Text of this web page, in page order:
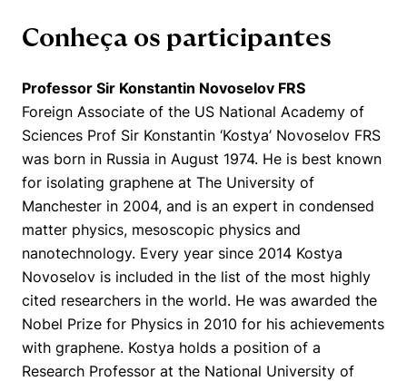
Conheça os participantes
Professor Sir Konstantin Novoselov FRS
Foreign Associate of the US National Academy of
Sciences Prof Sir Konstantin ‘Kostya’ Novoselov FRS
was born in Russia in August 1974. He is best known
for isolating graphene at The University of
Manchester in 2004, and is an expert in condensed
matter physics, mesoscopic physics and
nanotechnology. Every year since 2014 Kostya
Novoselov is included in the list of the most highly
cited researchers in the world. He was awarded the
Nobel Prize for Physics in 2010 for his achievements
with graphene. Kostya holds a position of a
Research Professor at the National University of